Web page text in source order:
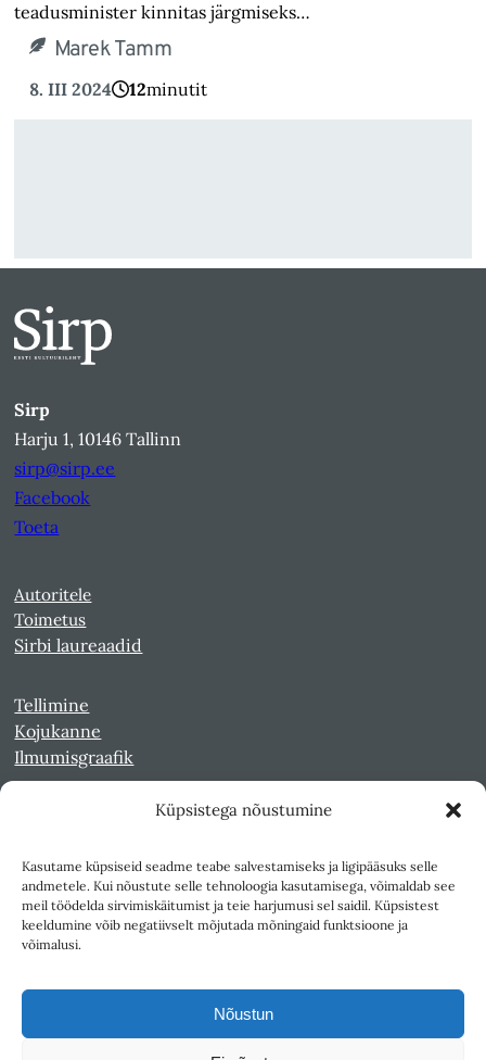
Küpsistega nõustumine
Kasutame küpsiseid seadme teabe salvestamiseks ja ligipääsuks selle
andmetele. Kui nõustute selle tehnoloogia kasutamisega, võimaldab see
meil töödelda sirvimiskäitumist ja teie harjumusi sel saidil. Küpsistest
keeldumine võib negatiivselt mõjutada mõningaid funktsioone ja
võimalusi.
Nõustun
teadusminister kinnitas järgmiseks…
Marek Tamm
8. III 2024 12minutit
Sirp
Harju 1, 10146 Tallinn
sirp@sirp.ee
Facebook
Toeta
Autoritele
Toimetus
Sirbi laureaadid
Tellimine
Kojukanne
Ilmumisgraafik
Kultuurileht 1994-1997
Reede 1989-1990
Sirp ja Vasar 1940-1989
Teksti- ja andmekaeve